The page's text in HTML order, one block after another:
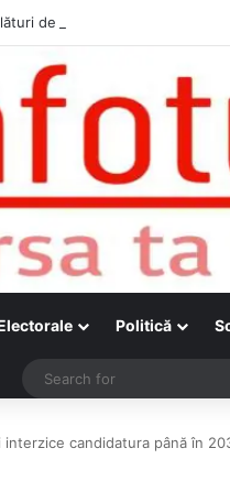
de cetățenii care vor lua
Politică
interzice candidatura până în